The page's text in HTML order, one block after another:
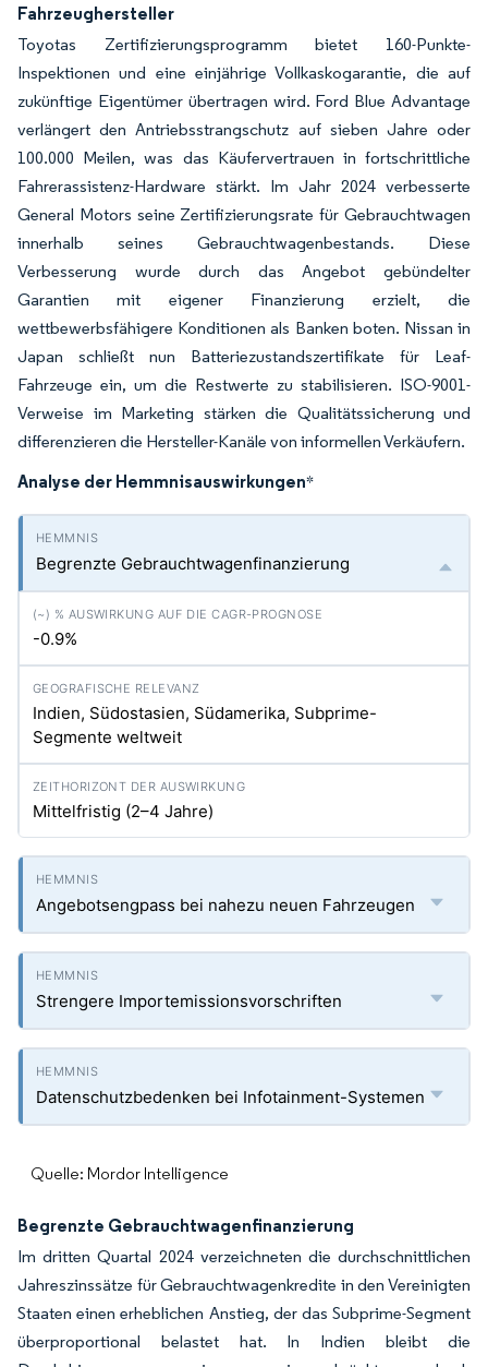
Fahrzeughersteller
Toyotas Zertifizierungsprogramm bietet 160-Punkte-
Inspektionen und eine einjährige Vollkaskogarantie, die auf
zukünftige Eigentümer übertragen wird. Ford Blue Advantage
verlängert den Antriebsstrangschutz auf sieben Jahre oder
100.000 Meilen, was das Käufervertrauen in fortschrittliche
Fahrerassistenz-Hardware stärkt. Im Jahr 2024 verbesserte
General Motors seine Zertifizierungsrate für Gebrauchtwagen
innerhalb seines Gebrauchtwagenbestands. Diese
Verbesserung wurde durch das Angebot gebündelter
Garantien mit eigener Finanzierung erzielt, die
wettbewerbsfähigere Konditionen als Banken boten. Nissan in
Japan schließt nun Batteriezustandszertifikate für Leaf-
Fahrzeuge ein, um die Restwerte zu stabilisieren. ISO-9001-
Verweise im Marketing stärken die Qualitätssicherung und
differenzieren die Hersteller-Kanäle von informellen Verkäufern.
Analyse der Hemmnisauswirkungen*
Begrenzte Gebrauchtwagenfinanzierung
-0.9%
Indien, Südostasien, Südamerika, Subprime-
Segmente weltweit
Mittelfristig (2–4 Jahre)
Angebotsengpass bei nahezu neuen Fahrzeugen
Strengere Importemissionsvorschriften
Datenschutzbedenken bei Infotainment-Systemen
Quelle: Mordor Intelligence
Begrenzte Gebrauchtwagenfinanzierung
Im dritten Quartal 2024 verzeichneten die durchschnittlichen
Jahreszinssätze für Gebrauchtwagenkredite in den Vereinigten
Staaten einen erheblichen Anstieg, der das Subprime-Segment
überproportional belastet hat. In Indien bleibt die